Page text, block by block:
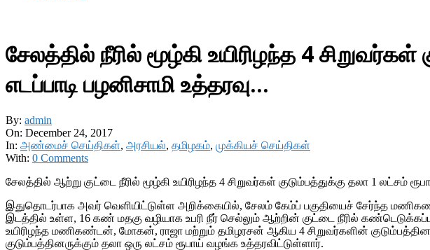
சேலத்தில் நீரில் மூழ்கி உயிரிழந்த 4
எடப்பாடி பழனிசாமி உத்தரவு…
By: admin
On: December 24, 2017
In: அண்மைச் செய்திகள், அரசியல், தமிழகம், முக்கியச் செய்திகள்
With: 0 Comments
சேலத்தில் ஆற்று குட்டை நீரில் மூழ்கி உயிரிழந்த 4 சிறுவர்கள் குடும்பத்துக்கு தலா 1 லட்சம்
இதுதொடர்பாக அவர் வெளியிட்டுள்ள அறிக்கையில், சேலம் கேம்ப் பகுதியைச் சேர்ந்த
இடத்தில் உள்ள, 16 கண் மதகு வழியாக உபரி நீர் செல்லும் ஆற்றின் குட்டை நீரில்
உயிரிழந்த மணிகண்டன், மோகன், ராஜா மற்றும் தமிழரசன் ஆகிய 4 சிறுவர்களின்
குடும்பத்தினருக்கும் தலா ஒரு லட்சம் ரூபாய் வழங்க உத்தரவிட்டுள்ளார்.